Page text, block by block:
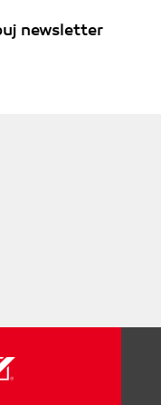
TMPGEnc
do formatu AVI
i jego zawartość
newsletter